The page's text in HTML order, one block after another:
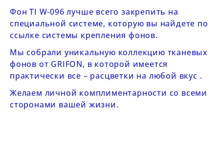
ФонTI W-096лучше всего закрепить на
специальной системе, которую вы найдете по
ссылке системы крепления фонов.
Мы собрали уникальную коллекцию тканевых
фонов от GRIFON, в которой имеется
практически все – расцветки на любой вкус .
Желаем личной комплиментарности со всеми
сторонами вашей жизни.